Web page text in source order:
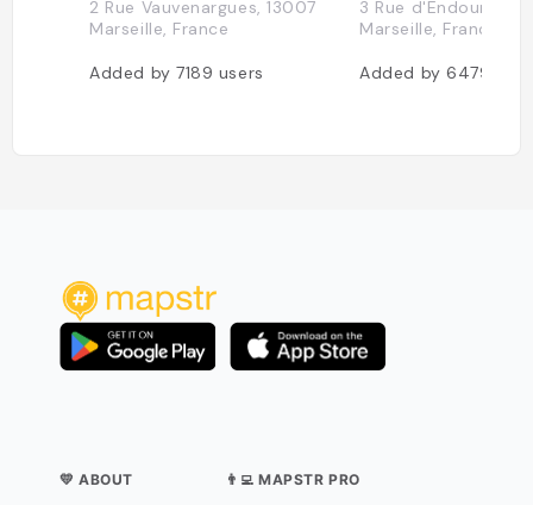
2 Rue Vauvenargues, 13007
Marseille, France
Added by7189 users
3 Rue d'Endoume,
Marseille, France
Added by6479
💛 ABOUT 👨‍💻 MAPSTR PRO